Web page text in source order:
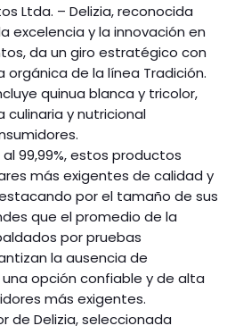
Ltda. – Delizia, reconocida
excelencia y la innovación en
da un giro estratégico con
de la línea Tradición.
quinua blanca y tricolor,
y nutricional
99,99%, estos productos
más exigentes de calidad y
por el tamaño de sus
que el promedio de la
por pruebas
la ausencia de
opción confiable y de alta
más exigentes.
de Delizia, seleccionada